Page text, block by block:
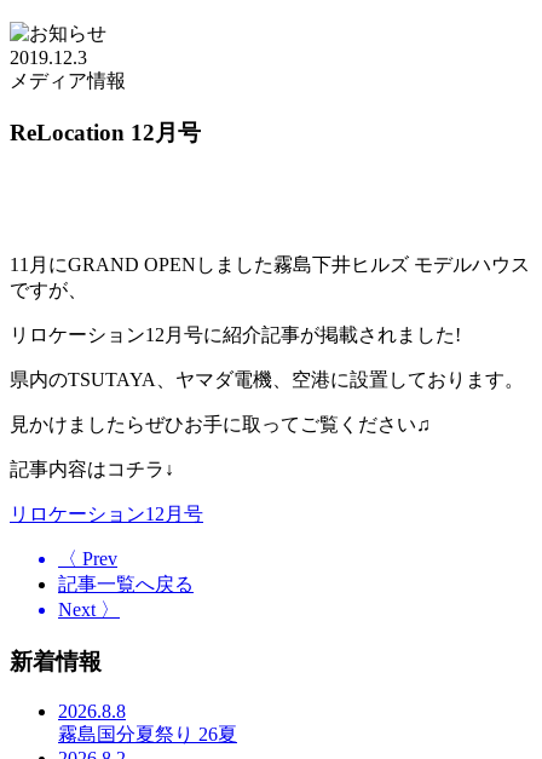
2019.12.3
メディア情報
ReLocation 12月号
11月にGRAND OPENしました霧島下井ヒルズ モデルハウス
ですが、
リロケーション12月号に紹介記事が掲載されました!
県内のTSUTAYA、ヤマダ電機、空港に設置しております。
見かけましたらぜひお手に取ってご覧ください♫
記事内容はコチラ↓
リロケーション12月号
〈 Prev
記事一覧へ戻る
Next 〉
新着情報
2026.8.8
霧島国分夏祭り 26夏